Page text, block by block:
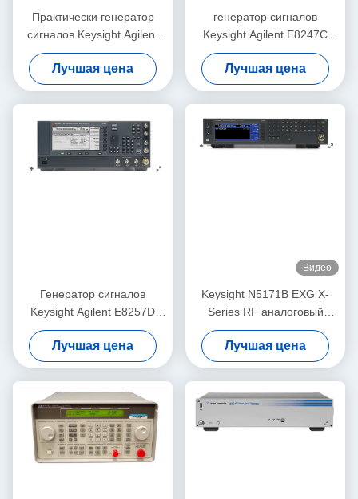
Практически генератор
сигналов Keysight Agilent
N5182A MXG RF вектора
Лучшая цена
генератор сигналов
Keysight Agilent E8247C
250KHz-40GHz PSG CW
Лучшая цена
Генератор сигналов
Keysight Agilent E8257D
PSG Benchtop сетноой-
аналогов RF
Лучшая цена
Видео
Keysight N5171B EXG X-
Series RF аналоговый
генератор сигнала от 9 кГц
до 6 ГГц
Лучшая цена